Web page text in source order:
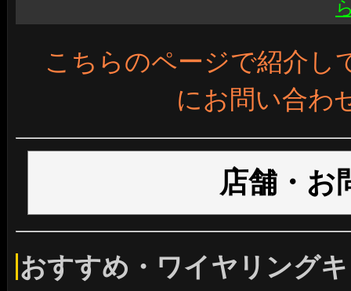
こちらのページで紹介し
にお問い合わ
店舗・お
おすすめ・ワイヤリング